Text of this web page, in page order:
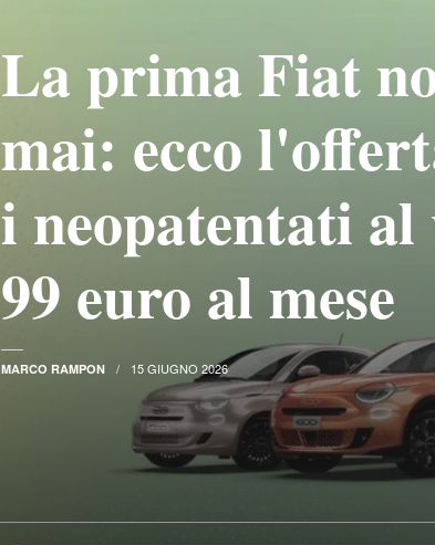
La prima Fiat
mai: ecco
i neopatentati al
99 euro al mese
MARCO RAMPON 15 GIUGNO 2026